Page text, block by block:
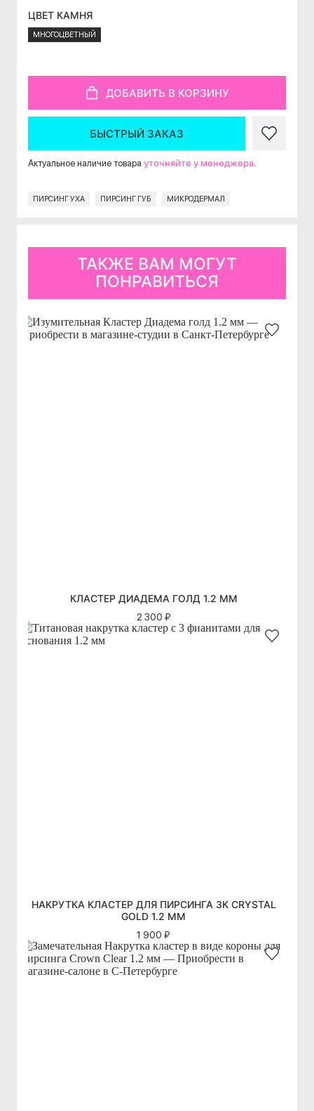
ЦВЕТ КАМНЯ
МНОГОЦВЕТНЫЙ
ДОБАВИТЬ В КОРЗИНУ
БЫСТРЫЙ ЗАКАЗ
Актуальное наличие товара уточняйте у менеджера.
ПИРСИНГ УХА ПИРСИНГ ГУБ МИКРОДЕРМАЛ
ТАКЖЕ ВАМ МОГУТ
ПОНРАВИТЬСЯ
КЛАСТЕР ДИАДЕМА ГОЛД 1.2 ММ
2 300 ₽
НАКРУТКА КЛАСТЕР ДЛЯ ПИРСИНГА 3К CRYSTAL
GOLD 1.2 ММ
1 900 ₽